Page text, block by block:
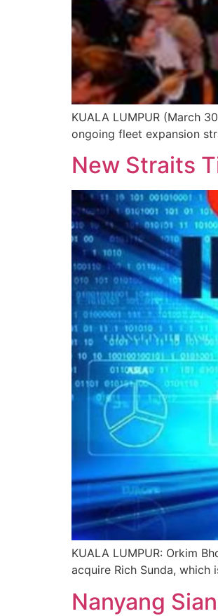
KUALA LUMPUR (March
ongoing fleet expansion
New Straits
KUALA LUMPUR: Orkim
acquire Rich Sunda, which
Nanyang